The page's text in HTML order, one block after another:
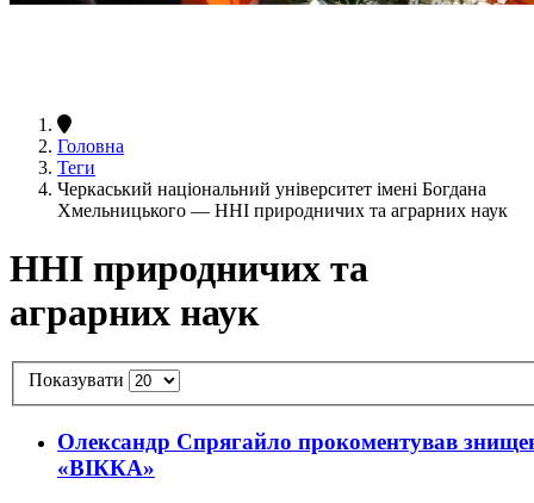
Головна
Теги
Черкаський національний університет імені Богдана
Хмельницького — ННІ природничих та аграрних наук
ННІ природничих та
аграрних наук
Показувати
Олександр Спрягайло прокоментував
«‎ВІККА»